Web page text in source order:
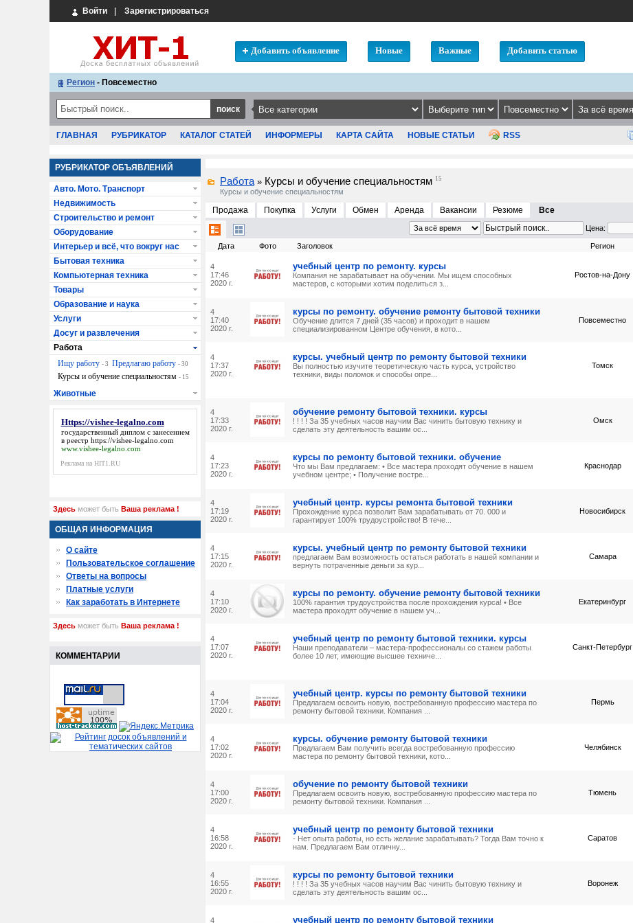
Войти Зарегистрироваться
Добавить объявление Новые Важные Добавить статью
Регион - Повсеместно
ГЛАВНАЯ РУБРИКАТОР КАТАЛОГ СТАТЕЙ ИНФОРМЕРЫ КАРТА САЙТА НОВЫЕ СТАТЬИ RSS
Работа » Курсы и обучение специальностям 15
Курсы и обучение специальностям
Продажа Покупка Услуги Обмен Аренда Вакансии Резюме Все
Цена:
Дата Фото Заголовок Регион
4
17:46
2020 г.
учебный центр по ремонту. курсы
Компания не зарабатывает на обучении. Мы ищем способных
мастеров, с которыми хотим поделиться з...
Ростов-на-Дону
4
17:40
2020 г.
курсы по ремонту. обучение ремонту бытовой техники
Обучение длится 7 дней (35 часов) и проходит в нашем
специализированном Центре обучения, в кото...
Повсеместно
4
17:37
2020 г.
курсы. учебный центр по ремонту бытовой техники
Вы полностью изучите теоретическую часть курса, устройство
техники, виды поломок и способы опре...
Томск
4
17:33
2020 г.
обучение ремонту бытовой техники. курсы
! ! ! ! За 35 учебных часов научим Вас чинить бытовую технику и
сделать эту деятельность вашим ос...
Омск
4
17:23
2020 г.
курсы по ремонту бытовой техники. обучение
Что мы Вам предлагаем: • Все мастера проходят обучение в нашем
учебном центре; • Получение востре...
Краснодар
4
17:19
2020 г.
учебный центр. курсы ремонта бытовой техники
Прохождение курса позволит Вам зарабатывать от 70. 000 и
гарантирует 100% трудоустройство! В тече...
Новосибирск
4
17:15
2020 г.
курсы. учебный центр по ремонту бытовой техники
предлагаем Вам возможность остаться работать в нашей компании и
вернуть потраченные деньги за кур...
Самара
4
17:10
2020 г.
курсы по ремонту. обучение ремонту бытовой техники
100% гарантия трудоустройства после прохождения курса! • Все
мастера проходят обучение в нашем уч...
Екатеринбург
4
17:07
2020 г.
учебный центр по ремонту бытовой техники. курсы
Наши преподаватели – мастера-профессионалы со стажем работы
более 10 лет, имеющие высшее техниче...
Санкт-Петербург
4
17:04
2020 г.
учебный центр. курсы по ремонту бытовой техники
Предлагаем освоить новую, востребованную профессию мастера по
ремонту бытовой техники. Компания ...
Пермь
4
17:02
2020 г.
курсы. обучение ремонту бытовой техники
Предлагаем Вам получить всегда востребованную профессию
мастера по ремонту бытовой техники, кото...
Челябинск
4
17:00
2020 г.
обучение по ремонту бытовой техники
Предлагаем освоить новую, востребованную профессию мастера по
ремонту бытовой техники. Компания ...
Тюмень
4
16:58
2020 г.
учебный центр по ремонту бытовой техники
- Нет опыта работы, но есть желание зарабатывать? Тогда Вам точно к
нам. Предлагаем Вам отличну...
Саратов
4
16:55
2020 г.
курсы по ремонту бытовой техники
! ! ! ! За 35 учебных часов научим Вас чинить бытовую технику и
сделать эту деятельность вашим ос...
Воронеж
4 учебный центр по ремонту бытовой техники
РУБРИКАТОР ОБЪЯВЛЕНИЙ
Авто. Мото. Транспорт
Недвижимость
Строительство и ремонт
Оборудование
Интерьер и всё, что вокруг нас
Бытовая техника
Компьютерная техника
Товары
Образование и наука
Услуги
Досуг и развлечения
Работа
Ищу работу - 3 Предлагаю работу - 30
Курсы и обучение специальностям - 15
Животные
Https://vishee-legalno.com
государственный диплом с занесением
в реестр https://vishee-legalno.com
www.vishee-legalno.com
Реклама на HIT1.RU
Здесь может быть Ваша реклама !
ОБЩАЯ ИНФОРМАЦИЯ
О сайте
Пользовательское соглашение
Ответы на вопросы
Платные услуги
Как заработать в Интернете
Здесь может быть Ваша реклама !
КОММЕНТАРИИ